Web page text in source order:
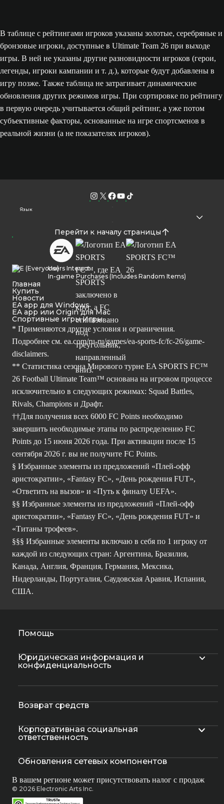
В таблице с рейтингами игроков указаны золотые, серебряные и
бронзовые игроки, доступные в Ultimate Team 26 при выходе
игры. В ней не указаны другие разновидности игроков (герои,
легенды, игроки кампании и т. д.), которые будут добавлены в
игру позже. Также таблица не затрагивает динамические
обновления других режимов игры. При сортировке по рейтингу
в первую очередь учитывается общий рейтинг, а уже потом
субъективные факторы, основанные на игре спортсменов в
реальной жизни (а не показателях игроков).
Язык
Перейти к началу страницы
Users Interact
In-game Purchases (Includes Random Items)
Главная
Купить
Новости
EA app для Windows
EA app или Origin для Mac
Спортивные игры Игры
* Применяются другие условия и ограничения.
Подробнее см. ea.com/ru-ru/games/ea-sports-fc/fc-26/game-
disclaimers.
** Статистика сезона Мирового турне EA SPORTS FC™
26 Football Ultimate Team™ основана на игровом процессе
исключительно в следующих режимах: Squad Battles,
Rivals, Champions и Драфт.
††Для получения всех 6000 FC Points необходимо
завершить необходимые этапы по распределению FC
Points до 15 июня 2026 года. При активации после 15
сентября 2026 г. вы не получите FC Points.
§ Избранные элементы из предложений «Плей-офф
аристократии», «Fantasy FC», «День рождения FUT»,
«Ответить на вызов» и «Путь к финалу UEFA».
§§ Избранные элементы из предложений «Плей-офф
аристократии», «Fantasy FC», «День рождения FUT» и
«Титаны трофеев».
§§§ Избранные элементы включаю в себя по 1 игроку от
каждой из следующих стран: Аргентина, Бразилия,
Канада, Англия, Франция, Германия, Мексика,
Нидерланды, Португалия, Саудовская Аравия, Испания,
США.
Помощь
Юридическая информация и
конфиденциальность
Возврат средств
Корпоративная социальная
ответственность
Обновления сетевых компонентов
В вашем регионе может присутствовать налог с продаж
© 2026 Electronic Arts Inc.